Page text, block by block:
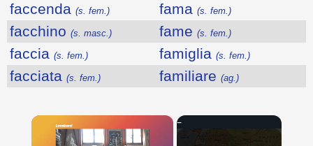
faccenda (s. fem.) fama (s. fem.)
facchino (s. masc.) fame (s. fem.)
faccia (s. fem.) famiglia (s. fem.)
facciata (s. fem.) familiare (ag.)
×